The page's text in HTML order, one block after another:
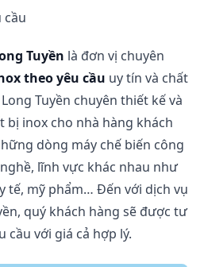
cầu
Tuyền là đơn vị chuyên
theo yêu cầu uy tín và chất
Tuyền chuyên thiết kế và
bị inox cho nhà hàng khách
dòng máy chế biến công
lĩnh vực khác nhau như
tế, mỹ phẩm… Đến với dịch vụ
quý khách hàng sẽ được tư
cầu với giá cả hợp lý.